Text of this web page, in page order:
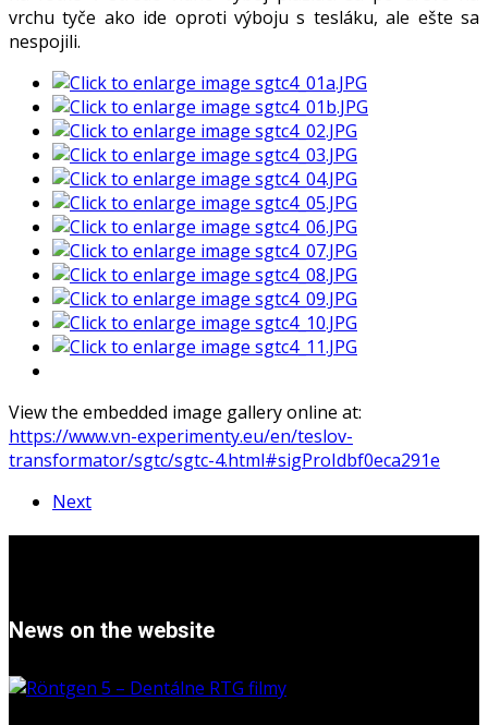
vrchu tyče ako ide oproti výboju s tesláku, ale ešte sa
nespojili.
View the embedded image gallery online at:
https://www.vn-experimenty.eu/en/teslov-
transformator/sgtc/sgtc-4.html#sigProIdbf0eca291e
Next
News on the website